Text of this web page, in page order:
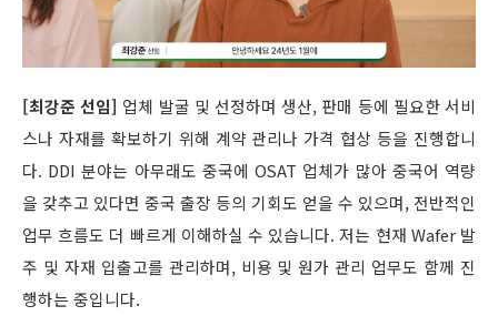
[최강준 선임] 업체 발굴 및 선정하며 생산, 판매 등에 필요한 서비
스나 자재를 확보하기 위해 계약 관리나 가격 협상 등을 진행합니
다. DDI 분야는 아무래도 중국에 OSAT 업체가 많아 중국어 역량
을 갖추고 있다면 중국 출장 등의 기회도 얻을 수 있으며, 전반적인
업무 흐름도 더 빠르게 이해하실 수 있습니다. 저는 현재 Wafer 발
주 및 자재 입출고를 관리하며, 비용 및 원가 관리 업무도 함께 진
행하는 중입니다.